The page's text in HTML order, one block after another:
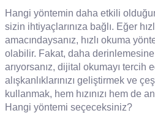
Hangi yöntemin daha etkili
sizin ihtiyaçlarınıza bağlı. Eğer
amacındaysanız, hızlı okuma
olabilir. Fakat, daha
arıyorsanız, dijital okumayı tercih
alışkanlıklarınızı geliştirmek ve
kullanmak, hem hızınızı hem de
Hangi yöntemi seçeceksiniz?